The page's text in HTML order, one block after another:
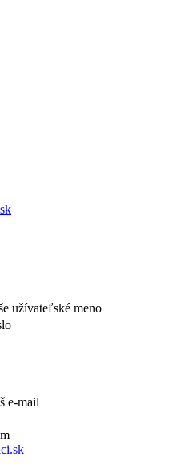
užívateľské meno
e-mail